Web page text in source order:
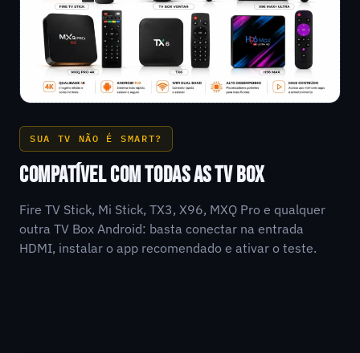
SUA TV NÃO É SMART?
COMPATÍVEL COM TODAS AS TV BOX
Fire TV Stick, Mi Stick, TX3, X96, MXQ Pro e qualquer
outra TV Box Android: basta conectar na entrada
HDMI, instalar o app recomendado e ativar o teste.